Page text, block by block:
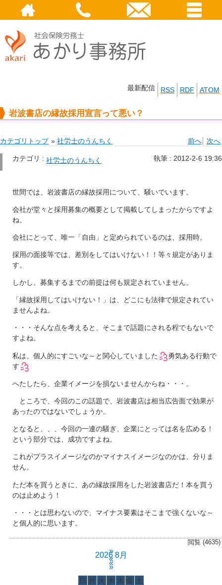
最新配信 RSS RDF ATOM
岩波書店の縁故採用宣言って悪い？
カテゴリトップ »社労士のうんちく 前へ 次へ
カテゴリ : 社労士のうんちく 執筆 : 2012-2-6 19:36
世間では、岩波書店の縁故採用について、騒いでいます。
会社が堂々と採用募集の概要として掲載してしまったからですよ
ね。
会社にとって、唯一「自由」と定められているのは、採用時。
採用の面接等では、差別をしてはいけない！！等々規定がありま
す。
しかし、募集するまでの前提は何も規定されていません。
「縁故採用してはいけない！」は、どこにも法律で規定されてい
ませんよね。
・・・そんな点を考えると、そこまで話題にされる程でもないで
すよね。
私は、個人的にすごいな～と関心していました
勇気ある行動で
す
へたしたら、企業イメージを損ないませんからね・・・。
ところで、今回のこの話題で、岩波書店は相当広告面で効果が
あったのではないでしょうか。
となると、、、今回の一連の騒ぎ、企業にとっては名を広める！
という部分では、成功ですよね。
これがプラスイメージなのかマイナスイメージなのかは、分りま
せん。
ただ本を買うときに、あの縁故採用をした岩波書店だ！本を買う
のは止めよう！
・・・とは思わないので、マイナス要素はそこまで強くないな～
と個人的に思います。
閲覧 (4635)
«
«
2026 8月
»
»
日 月 火 水 木 金 土